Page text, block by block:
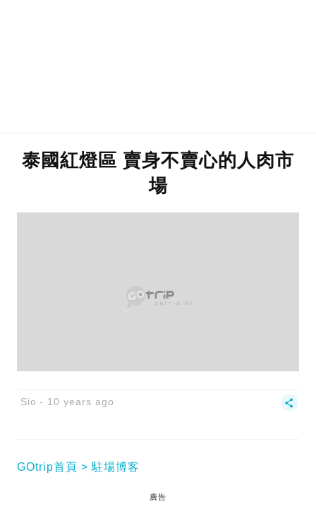
泰國紅燈區 賣身不賣心的人肉市
場
Sio 10 years ago
GOtrip首頁 駐場博客
廣告